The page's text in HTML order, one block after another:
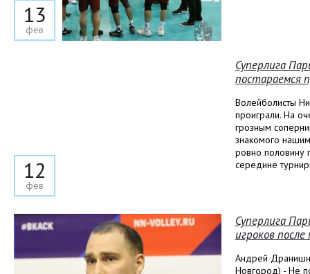
13
фев
12
фев
Суперлига
постараемся
Волейболисты
проиграли. На
грозным
знакомого
ровно половину
середине
Суперлига
игроков
Андрей
Новгород) - Не